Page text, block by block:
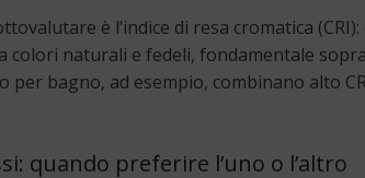
è l’indice di resa cromatica
colori naturali e fedeli, fondamentale
per bagno, ad esempio, combinano alto
quando preferire l’uno o l’altro